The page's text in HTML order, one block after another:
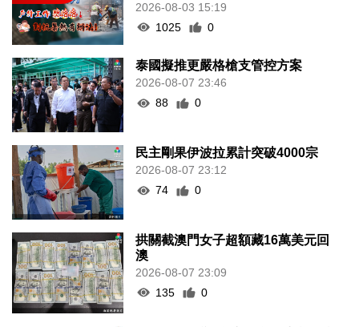
2026-08-03 15:19
1025
0
泰國擬推更嚴格槍支管控方案
2026-08-07 23:46
88
0
民主剛果伊波拉累計突破4000宗
2026-08-07 23:12
74
0
拱關截澳門女子超額藏16萬美元回
澳
2026-08-07 23:09
135
0